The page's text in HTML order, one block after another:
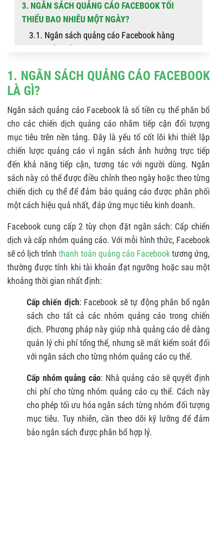
3. NGÂN SÁCH QUẢNG CÁO FACEBOOK TỐI
THIỂU BAO NHIÊU MỘT NGÀY?
3.1. Ngân sách quảng cáo Facebook hàng
3.2. Ngân sách quảng cáo Facebook trọn đời
tối thiểu
FACEBOOK HÀNG NGÀY HAY TRỌN ĐỜI?
1. NGÂN SÁCH QUẢNG CÁO FACEBOOK
LÀ GÌ?
Ngân sách quảng cáo Facebook là số tiền cụ thể phân bổ
cho các chiến dịch quảng cáo nhằm tiếp cận đối tượng
mục tiêu trên nền tảng. Đây là yếu tố cốt lõi khi thiết lập
chiến lược quảng cáo vì ngân sách ảnh hưởng trực tiếp
đến khả năng tiếp cận, tương tác với người dùng. Ngân
sách này có thể được điều chỉnh theo ngày hoặc theo từng
chiến dịch cụ thể để đảm bảo quảng cáo được phân phối
một cách hiệu quả nhất, đáp ứng mục tiêu kinh doanh.
Facebook cung cấp 2 tùy chọn đặt ngân sách: Cấp chiến
dịch và cấp nhóm quảng cáo. Với mỗi hình thức, Facebook
sẽ có lịch trìnhthanh toán quảng cáo Facebooktương ứng,
thường được tính khi tài khoản đạt ngưỡng hoặc sau một
khoảng thời gian nhất định:
Cấp chiến dịch: Facebook sẽ tự động phân bổ ngân
sách cho tất cả các nhóm quảng cáo trong chiến
dịch. Phương pháp này giúp nhà quảng cáo dễ dàng
quản lý chi phí tổng thể, nhưng sẽ mất kiểm soát đối
với ngân sách cho từng nhóm quảng cáo cụ thể.
Cấp nhóm quảng cáo: Nhà quảng cáo sẽ quyết định
chi phí cho từng nhóm quảng cáo cụ thể. Cách này
cho phép tối ưu hóa ngân sách từng nhóm đối tượng
mục tiêu. Tuy nhiên, cần theo dõi kỹ lưỡng để đảm
bảo ngân sách được phân bổ hợp lý.